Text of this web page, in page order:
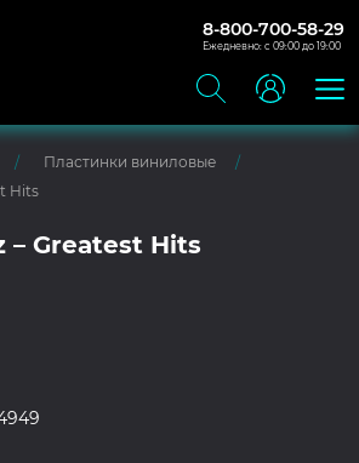
8-800-700-58-29
Ежедневно: с 09:00 до 19:00
Пластинки виниловые
Hits
– Greatest Hits